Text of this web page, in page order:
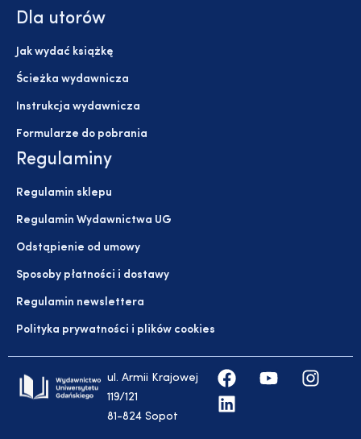
Dla utorów
Jak wydać książkę
Ścieżka wydawnicza
Instrukcja wydawnicza
Formularze do pobrania
Regulaminy
Regulamin sklepu
Regulamin Wydawnictwa UG
Odstąpienie od umowy
Sposoby płatności i dostawy
Regulamin newslettera
Polityka prywatności i plików cookies
ul. Armii Krajowej
119/121
81-824 Sopot